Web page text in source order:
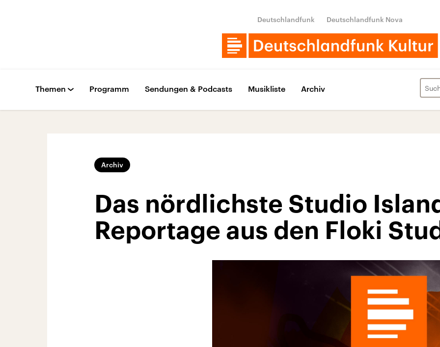
Deutschlandfunk Deutschlandfunk Nova
Themen Programm Sendungen & Podcasts Musikliste Archiv
Archiv
Das nördlichste Studio
Reportage aus den Floki